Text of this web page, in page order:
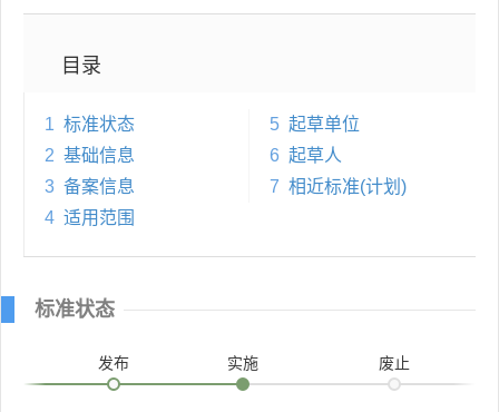
目录
1 标准状态
2 基础信息
3 备案信息
4 适用范围
5 起草单位
6 起草人
7 相近标准(计划)
标准状态
发布 实施 废止